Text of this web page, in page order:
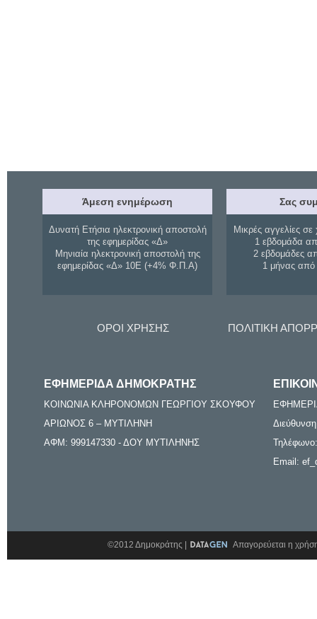
Άμεση ενημέρωση
Δυνατή Ετήσια ηλεκτρονική αποστολή
της εφημερίδας «Δ»
Μηνιαία ηλεκτρονική αποστολή της
εφημερίδας «Δ» 10Ε (+4% Φ.Π.Α)
Σας
Μικρές αγγελίες σε
1 εβδομάδα
2 εβδομάδες
1 μήνας
ΟΡΟΙ ΧΡΗΣΗΣ ΠΟΛΙΤΙΚΗ
ΕΦΗΜΕΡΙΔΑ ΔΗΜΟΚΡΑΤΗΣ
ΚΟΙΝΩΝΙΑ ΚΛΗΡΟΝΟΜΩΝ ΓΕΩΡΓΙΟΥ ΣΚΟΥΦΟΥ
ΑΡΙΩΝΟΣ 6 – ΜΥΤΙΛΗΝΗ
ΑΦΜ: 999147330 - ΔΟΥ ΜΥΤΙΛΗΝΗΣ
Email:
©2012 Δημοκράτης | Απαγορεύεται η